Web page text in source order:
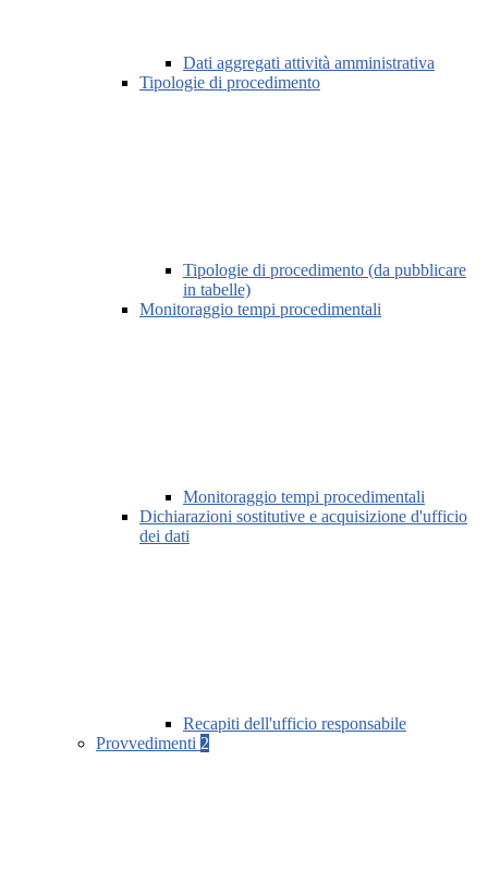
Dati aggregati attività amministrativa
Tipologie di procedimento
Tipologie di procedimento (da pubblicare
in tabelle)
Monitoraggio tempi procedimentali
Monitoraggio tempi procedimentali
Dichiarazioni sostitutive e acquisizione d'ufficio
dei dati
Recapiti dell'ufficio responsabile
Provvedimenti 2